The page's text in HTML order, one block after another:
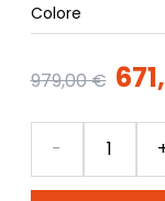
Colore
979,00 €
-